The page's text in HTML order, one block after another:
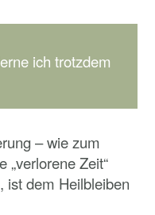
ich trotzdem
– wie zum
„verlorene Zeit“
ist dem Heilbleiben